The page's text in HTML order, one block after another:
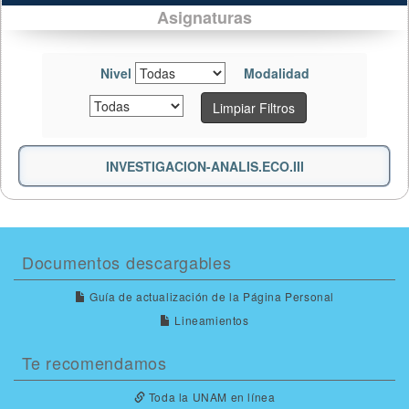
Asignaturas
Nivel
Modalidad
Limpiar Filtros
INVESTIGACION-ANALIS.ECO.III
Documentos descargables
Guía de actualización de la Página Personal
Lineamientos
Te recomendamos
Toda la UNAM en línea